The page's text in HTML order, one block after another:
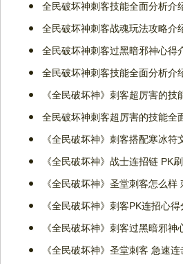
全民破坏神刺客技能全面分析介
全民破坏神刺客战魂玩法攻略介
全民破坏神刺客过黑暗邪神心得
全民破坏神刺客技能全面分析介
《全民破坏神》刺客超厉害的技
全民破坏神刺客超厉害的技能全
《全民破坏神》刺客搭配寒冰符
《全民破坏神》战士连招链 PK
《全民破坏神》圣堂刺客怎么样
《全民破坏神》刺客PK连招心得
《全民破坏神》刺客过黑暗邪神
《全民破坏神》圣堂刺客 急速